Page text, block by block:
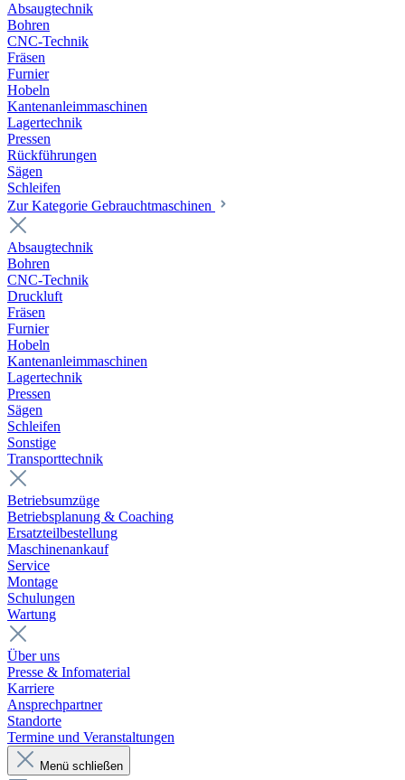
Absaugtechnik
Bohren
CNC-Technik
Fräsen
Furnier
Hobeln
Kantenanleimmaschinen
Lagertechnik
Pressen
Rückführungen
Sägen
Schleifen
Zur Kategorie Gebrauchtmaschinen
Absaugtechnik
Bohren
CNC-Technik
Druckluft
Fräsen
Furnier
Hobeln
Kantenanleimmaschinen
Lagertechnik
Pressen
Sägen
Schleifen
Sonstige
Transporttechnik
Betriebsumzüge
Betriebsplanung & Coaching
Ersatzteilbestellung
Maschinenankauf
Service
Montage
Schulungen
Wartung
Über uns
Presse & Infomaterial
Karriere
Ansprechpartner
Standorte
Termine und Veranstaltungen
Menü schließen